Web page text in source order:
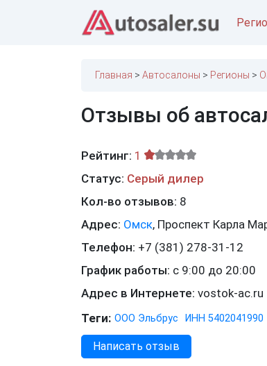
Главная Автосалоны Регионы
Отзывы об
Рейтинг: 1
Статус: Серый дилер
Кол-во отзывов: 8
Адрес: Омск, Проспект Карла
Телефон: +7 (381) 278-31-12
График работы: с 9:00 до 20:00
Адрес в Интернете: vostok-ac.ru
Теги: ООО Эльбрус ИНН 5402041990
Написать отзыв